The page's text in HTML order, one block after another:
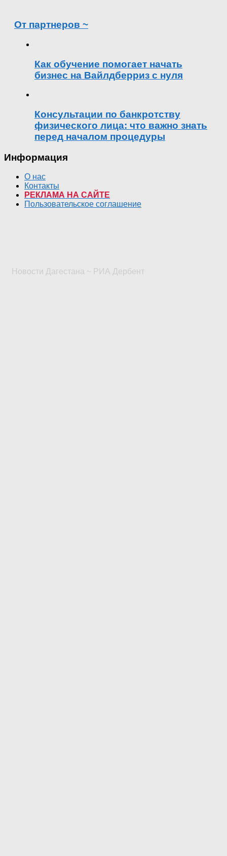
От партнеров ~
Как обучение помогает начать
бизнес на Вайлдберриз с нуля
Консультации по банкротству
физического лица: что важно знать
перед началом процедуры
Информация
О нас
Контакты
РЕКЛАМА НА САЙТЕ
Пользовательское соглашение
Новости Дагестана ~ РИА Дербент